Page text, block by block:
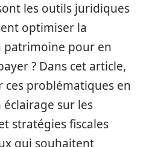
les outils juridiques
optimiser la
patrimoine pour en
? Dans cet article,
ces problématiques en
sur les
stratégies fiscales
qui souhaitent